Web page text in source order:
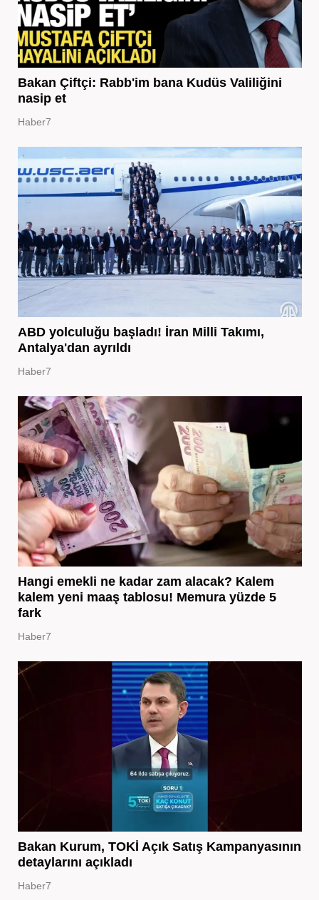
Bakan Çiftçi: Rabb'im bana Kudüs Valiliğini
nasip et
Haber7
ABD yolculuğu başladı! İran Milli Takımı,
Antalya'dan ayrıldı
Haber7
Hangi emekli ne kadar zam alacak? Kalem
kalem yeni maaş tablosu! Memura yüzde 5
fark
Haber7
Bakan Kurum, TOKİ Açık Satış Kampanyasının
detaylarını açıkladı
Haber7